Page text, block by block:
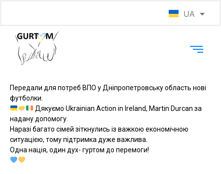
UA
EN
Передали для потреб ВПО у Дніпропетровську область нові
футболки.
Дякуємо Ukrainian Action in Ireland, Martin Durcan за
надану допомогу.
Наразі багато сімей зіткнулись із важкою економічною
ситуацією, тому підтримка дуже важлива.
Одна нація, один дух- гуртом до перемоги!